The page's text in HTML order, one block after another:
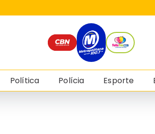
Política Polícia Esporte